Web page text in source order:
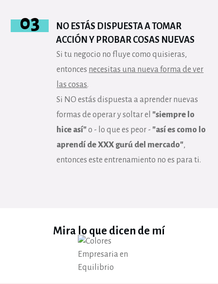
03
NO ESTÁS DISPUESTA A TOMAR
ACCIÓN Y PROBAR COSAS NUEVAS
Si tu negocio no fluye como quisieras,
entonces necesitas una nueva forma de ver
las cosas.
Si NO estás dispuesta a aprender nuevas
formas de operar y soltar el "siempre lo
hice así"o - lo que es peor - "así es como lo
aprendí de XXX gurú del mercado",
entonces este entrenamiento no es para ti.
Mira lo que dicen de mí